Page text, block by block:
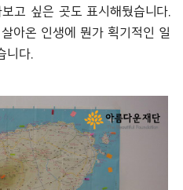
고 싶은 곳도 표시해뒀습니다.
아온 인생에 뭔가 획기적인 일
니다.